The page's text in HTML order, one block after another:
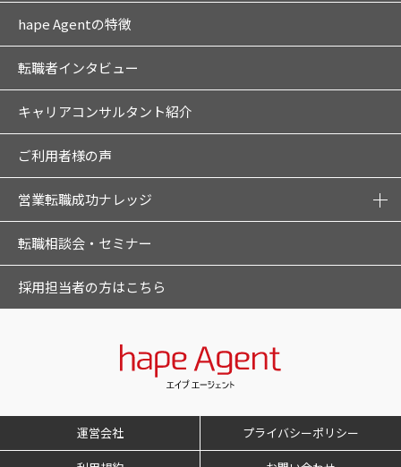
hape Agentの特徴
転職者インタビュー
キャリアコンサルタント紹介
ご利用者様の声
営業転職成功ナレッジ
転職相談会・セミナー
採用担当者の方はこちら
運営会社 プライバシーポリシー